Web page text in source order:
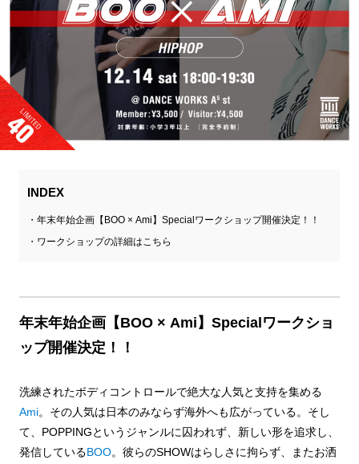
INDEX
年末年始企画【BOO × Ami】Specialワークショップ開催決定！！
ワークショップの詳細はこちら
年末年始企画【BOO × Ami】Specialワークショ
ップ開催決定！！
洗練されたボディコントロールで絶大な人気と支持を集める
Ami。その人気は日本のみならず海外へも広がっている。そし
て、POPPINGというジャンルに囚われず、新しい形を追求し、
発信しているBOO。彼らのSHOWはらしさに拘らず、またお洒